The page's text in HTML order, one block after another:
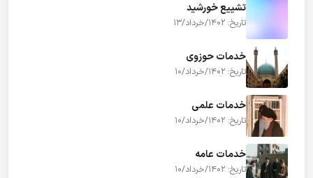
تشییع خورشید
تاریخ: 1402/خرداد/13
خدمات حوزوی
تاریخ: 1402/خرداد/10
خدمات علمی
تاریخ: 1402/خرداد/10
خدمات عامه
تاریخ: 1402/خرداد/10